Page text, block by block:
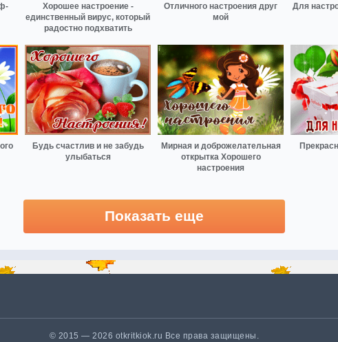
Хорошее настроение -
единственный вирус, который
радостно подхватить
Отличного настроения друг
мой
Для
Будь счастлив и не забудь
улыбаться
Мирная и доброжелательная
открытка Хорошего
настроения
Показать еще
© 2015 — 2026 otkritkiok.ru Все права защищены.